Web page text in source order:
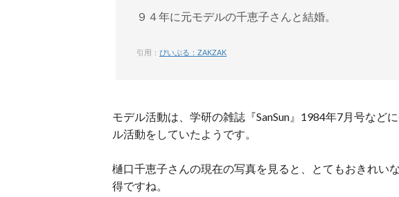
９４年に元モデルの千恵子さんと結婚。
引用： ぴいぷる：ZAKZAK
モデル活動は、学研の雑誌『SanSun』1984年7月号など
ル活動をしていたようです。
樋口千恵子さんの現在の写真を見ると、とてもおきれい
得ですね。